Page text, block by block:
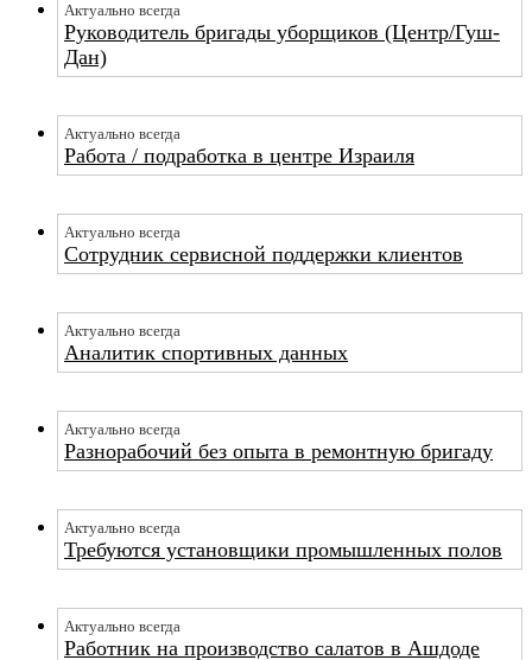
Актуально всегда
Руководитель бригады уборщиков (Центр/Гуш-
Дан)
Актуально всегда
Работа / подработка в центре Израиля
Актуально всегда
Сотрудник сервисной поддержки клиентов
Актуально всегда
Аналитик спортивных данных
Актуально всегда
Разнорабочий без опыта в ремонтную бригаду
Актуально всегда
Требуются установщики промышленных полов
Актуально всегда
Работник на производство салатов в Ашдоде